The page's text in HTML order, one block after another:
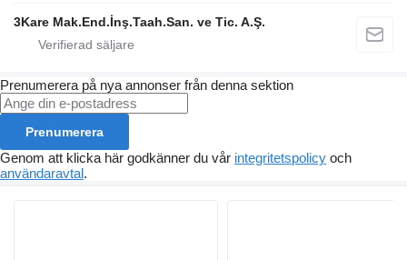
3Kare Mak.End.İnş.Taah.San. ve Tic. A.Ş.
Prenumerera på nya annonser från denna sektion
Prenumerera
Genom att klicka här godkänner du vår integritetspolicy och
användaravtal.